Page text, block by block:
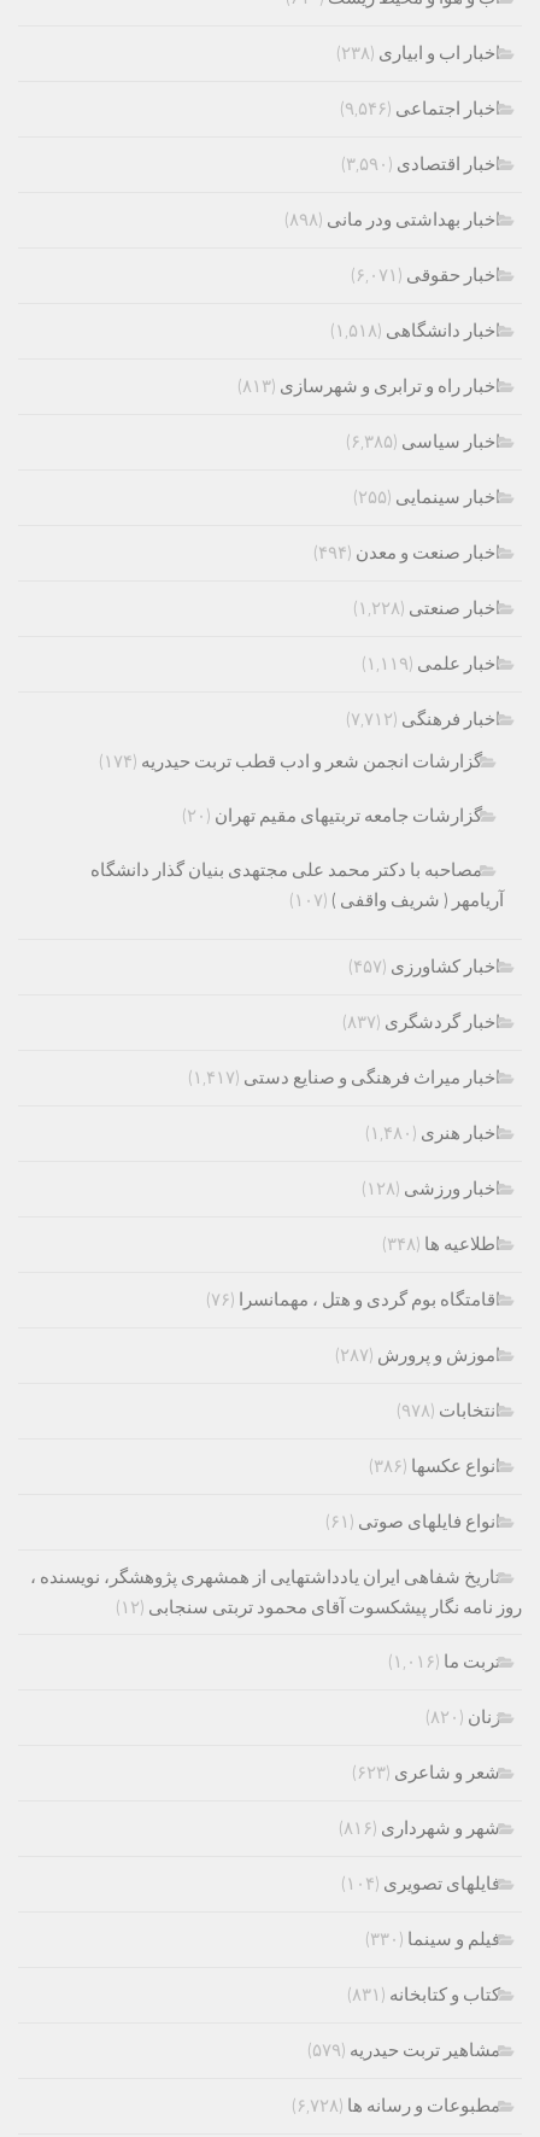
اخبار اب و ابیاری (۲۳۸)
اخبار اجتماعی (۹,۵۴۶)
اخبار اقتصادی (۳,۵۹۰)
اخبار بهداشتی ودر مانی (۸۹۸)
اخبار حقوقی (۶,۰۷۱)
اخبار دانشگاهی (۱,۵۱۸)
اخبار راه و ترابری و شهرسازی (۸۱۳)
اخبار سیاسی (۶,۳۸۵)
اخبار سینمایی (۲۵۵)
اخبار صنعت و معدن (۴۹۴)
اخبار صنعتی (۱,۲۲۸)
اخبار علمی (۱,۱۱۹)
اخبار فرهنگی (۷,۷۱۲)
گزارشات انجمن شعر و ادب قطب تربت حیدریه (۱۷۴)
گزارشات جامعه تربتیهای مقیم تهران (۲۰)
مصاحبه با دکتر محمد علی مجتهدی بنیان گذار دانشگاه
آریامهر ( شریف واقفی ) (۱۰۷)
اخبار کشاورزی (۴۵۷)
اخبار گردشگری (۸۳۷)
اخبار میراث فرهنگی و صنایع دستی (۱,۴۱۷)
اخبار هنری (۱,۴۸۰)
اخبار ورزشی (۱۲۸)
اطلاعیه ها (۳۴۸)
اقامتگاه بوم گردی و هتل ، مهمانسرا (۷۶)
اموزش و پرورش (۲۸۷)
انتخابات (۹۷۸)
انواع عکسها (۳۸۶)
انواع فایلهای صوتی (۶۱)
تاریخ شفاهی ایران یادداشتهایی از همشهری پژوهشگر، نویسنده ،
روز نامه نگار پیشکسوت آقای محمود تربتی سنجابی (۱۲)
تربت ما (۱,۰۱۶)
زنان (۸۲۰)
شعر و شاعری (۶۲۳)
شهر و شهرداری (۸۱۶)
فایلهای تصویری (۱۰۴)
فیلم و سینما (۳۳۰)
کتاب و کتابخانه (۸۳۱)
مشاهیر تربت حیدریه (۵۷۹)
مطبوعات و رسانه ها (۶,۷۲۸)